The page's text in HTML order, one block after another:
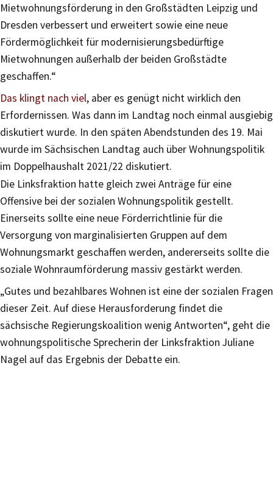
Mietwohnungsförderung in den Großstädten Leipzig und
Dresden verbessert und erweitert sowie eine neue
Fördermöglichkeit für modernisierungsbedürftige
Mietwohnungen außerhalb der beiden Großstädte
geschaffen.“
Das klingt nach viel, aber es genügt nicht wirklich den
Erfordernissen. Was dann im Landtag noch einmal ausgiebig
diskutiert wurde. In den späten Abendstunden des 19. Mai
wurde im Sächsischen Landtag auch über Wohnungspolitik
im Doppelhaushalt 2021/22 diskutiert.
Die Linksfraktion hatte gleich zwei Anträge für eine
Offensive bei der sozialen Wohnungspolitik gestellt.
Einerseits sollte eine neue Förderrichtlinie für die
Versorgung von marginalisierten Gruppen auf dem
Wohnungsmarkt geschaffen werden, andererseits sollte die
soziale Wohnraumförderung massiv gestärkt werden.
„Gutes und bezahlbares Wohnen ist eine der sozialen Fragen
dieser Zeit. Auf diese Herausforderung findet die
sächsische Regierungskoalition wenig Antworten“, geht die
wohnungspolitische Sprecherin der Linksfraktion Juliane
Nagel auf das Ergebnis der Debatte ein.